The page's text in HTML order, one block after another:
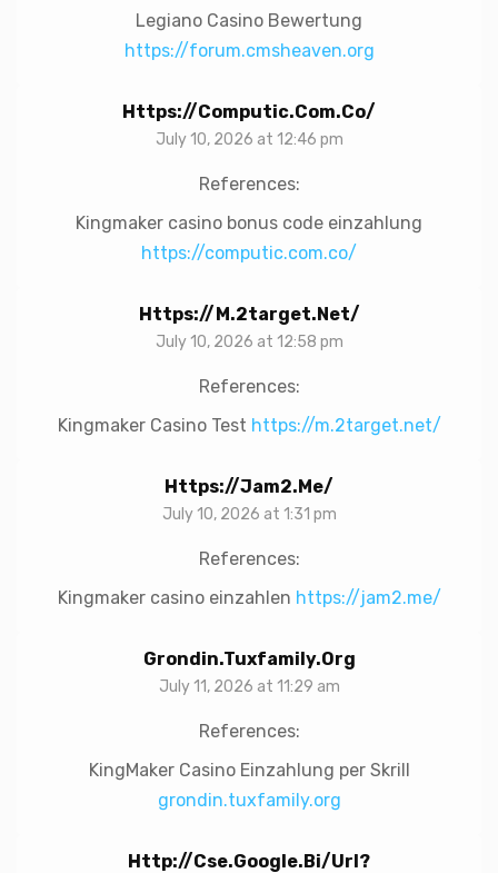
Legiano Casino Bewertung
https://forum.cmsheaven.org
Https://computic.com.co/
July 10, 2026 at 12:46 pm
References:
Kingmaker casino bonus code einzahlung
https://computic.com.co/
Https://m.2target.net/
July 10, 2026 at 12:58 pm
References:
Kingmaker Casino Test https://m.2target.net/
Https://jam2.me/
July 10, 2026 at 1:31 pm
References:
Kingmaker casino einzahlen https://jam2.me/
Grondin.tuxfamily.org
July 11, 2026 at 11:29 am
References:
KingMaker Casino Einzahlung per Skrill
grondin.tuxfamily.org
Http://cse.google.bi/url?